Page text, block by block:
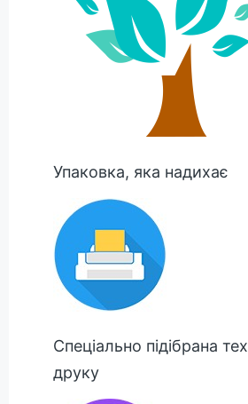
Упаковка, яка надихає
Спеціально підібрана
друку